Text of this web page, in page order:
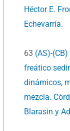
Héctor E.
Echevarría.
63 (AS)-
freático
dinámicos,
mezcla.
Blarasin y